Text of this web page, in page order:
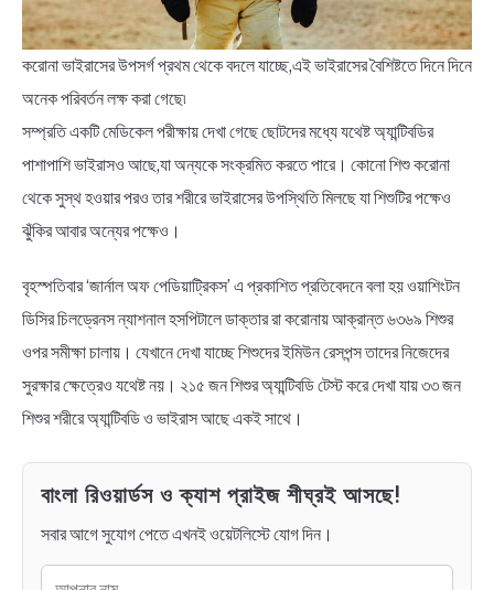
BENGALI NAMES
BENGALI STORIES
করোনা ভাইরাসের উপসর্গ প্রথম থেকে বদলে যাচ্ছে,এই ভাইরাসের বৈশিষ্টতে দিনে দিনে
অনেক পরিবর্তন লক্ষ করা গেছে৷
সম্প্রতি একটি মেডিকেল পরীক্ষায় দেখা গেছে ছোটদের মধ্যে যথেষ্ট অ্যান্টিবডির
পাশাপাশি ভাইরাসও আছে,যা অন্যকে সংক্রমিত করতে পারে। কোনো শিশু করোনা
থেকে সুস্থ হওয়ার পরও তার শরীরে ভাইরাসের উপস্থিতি মিলছে যা শিশুটির পক্ষেও
ঝুঁকির আবার অন্যের পক্ষেও।
বৃহস্পতিবার ‘জার্নাল অফ পেডিয়াট্রিকস’ এ প্রকাশিত প্রতিবেদনে বলা হয় ওয়াশিংটন
ডিসির চিলড্রেনস ন্যাশনাল হসপিটালে ডাক্তার রা করোনায় আক্রান্ত ৬৩৬৯ শিশুর
ওপর সমীক্ষা চালায়। যেখানে দেখা যাচ্ছে শিশুদের ইমিউন রেসপন্স তাদের নিজেদের
সুরক্ষার ক্ষেত্রেও যথেষ্ট নয়। ২১৫ জন শিশুর অ্যান্টিবডি টেস্ট করে দেখা যায় ৩৩ জন
শিশুর শরীরে অ্যান্টিবডি ও ভাইরাস আছে একই সাথে।
বাংলা রিওয়ার্ডস ও ক্যাশ প্রাইজ শীঘ্রই আসছে!
সবার আগে সুযোগ পেতে এখনই ওয়েটলিস্টে যোগ দিন।